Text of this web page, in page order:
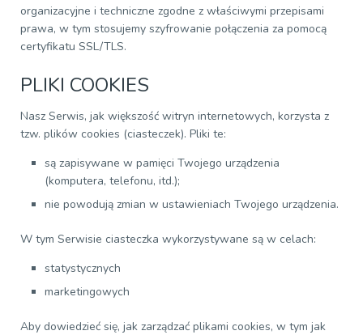
organizacyjne i techniczne zgodne z właściwymi przepisami
prawa, w tym stosujemy szyfrowanie połączenia za pomocą
certyfikatu SSL/TLS.
PLIKI COOKIES
Nasz Serwis, jak większość witryn internetowych, korzysta z
tzw. plików cookies (ciasteczek). Pliki te:
są zapisywane w pamięci Twojego urządzenia
(komputera, telefonu, itd.);
nie powodują zmian w ustawieniach Twojego urządzenia.
W tym Serwisie ciasteczka wykorzystywane są w celach:
statystycznych
marketingowych
Aby dowiedzieć się, jak zarządzać plikami cookies, w tym jak